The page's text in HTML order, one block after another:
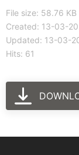
File size: 58.76 KB
Created: 13-03-
Updated: 13-03-
Hits: 61